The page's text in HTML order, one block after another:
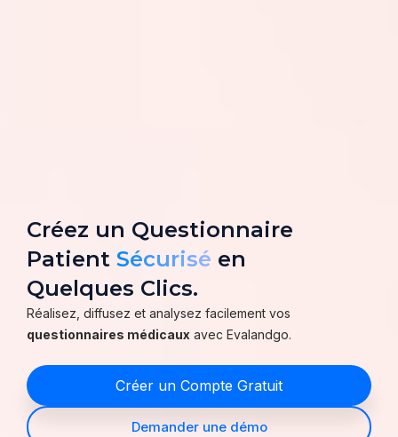
Créez un Questionnaire
Patient Sécurisé en
Quelques Clics.
Réalisez, diffusez et analysez facilement vos
questionnaires médicaux avec Evalandgo.
Créer un Compte Gratuit
Demander une démo